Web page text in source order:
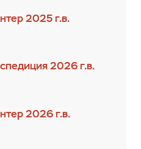
2025 г.в.
2026 г.в.
2026 г.в.